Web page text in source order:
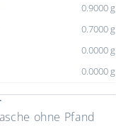
0.9000 g
0.7000 g
0.0000 g
0.0000 g
ohne Pfand